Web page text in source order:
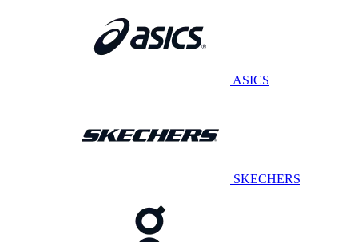
ASICS
SKECHERS